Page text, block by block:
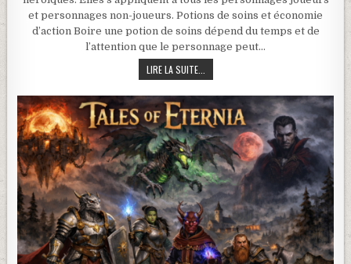
et personnages non-joueurs. Potions de soins et économie
d’action Boire une potion de soins dépend du temps et de
l’attention que le personnage peut…
LIRE LA SUITE...